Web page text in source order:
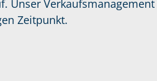
Unser
Zeitpunkt.